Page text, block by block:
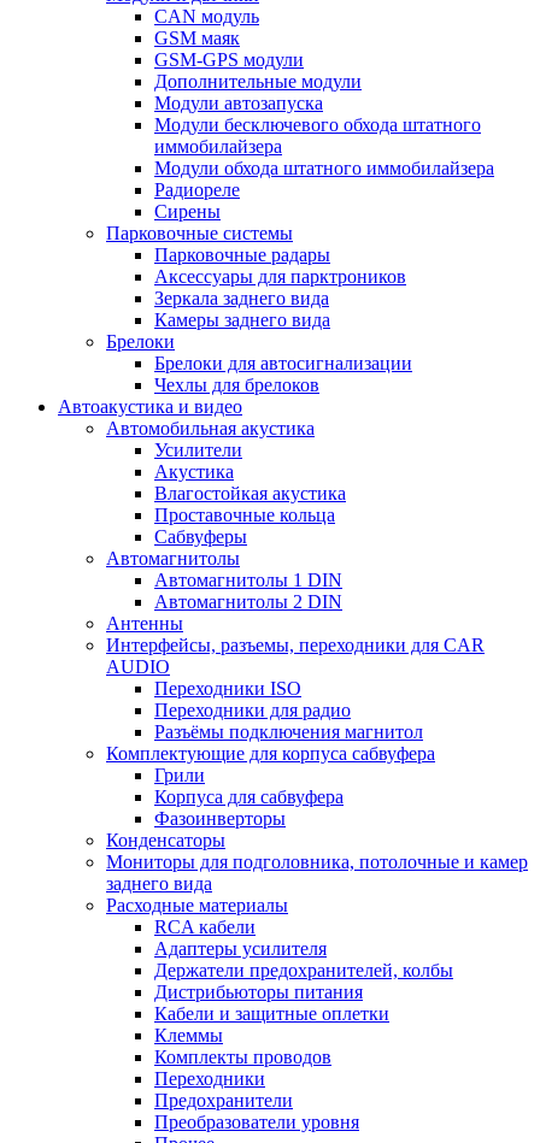
CAN модуль
GSM маяк
GSM-GPS модули
Дополнительные модули
Модули автозапуска
Модули бесключевого обхода штатного
иммобилайзера
Модули обхода штатного иммобилайзера
Радиореле
Сирены
Парковочные системы
Парковочные радары
Аксессуары для парктроников
Зеркала заднего вида
Камеры заднего вида
Брелоки
Брелоки для автосигнализации
Чехлы для брелоков
Автоакустика и видео
Автомобильная акустика
Усилители
Акустика
Влагостойкая акустика
Проставочные кольца
Сабвуферы
Автомагнитолы
Автомагнитолы 1 DIN
Автомагнитолы 2 DIN
Антенны
Интерфейсы, разъемы, переходники для CAR
AUDIO
Переходники ISO
Переходники для радио
Разъёмы подключения магнитол
Комплектующие для корпуса сабвуфера
Грили
Корпуса для сабвуфера
Фазоинверторы
Конденсаторы
Мониторы для подголовника, потолочные и камер
заднего вида
Расходные материалы
RCA кабели
Адаптеры усилителя
Держатели предохранителей, колбы
Дистрибьюторы питания
Кабели и защитные оплетки
Клеммы
Комплекты проводов
Переходники
Предохранители
Преобразователи уровня